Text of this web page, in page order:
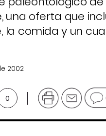
una oferta que
la comida y un
2002
0